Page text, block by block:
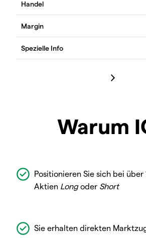
Warum
Positionieren Sie sich bei über
Aktien Longoder Short
Sie erhalten direkten